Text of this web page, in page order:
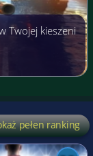
Twojej kieszeni
pełen ranking